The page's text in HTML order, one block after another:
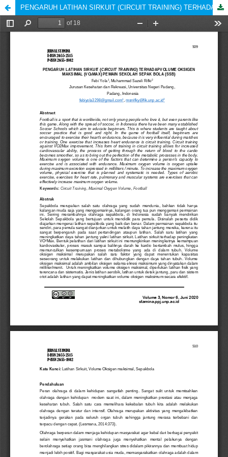
PENGARUH LATIHAN SIRKUIT (CIRCUIT TRAINING) TERHADAPVOLUME OKSIGEN MAKSIMAL (VO2MAX) PEMAIN SEKOLAH SEPAK BOLA (SSB)